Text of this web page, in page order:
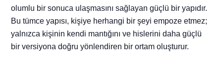
olumlu bir sonuca ulaşmasını sağlayan güçlü bir yapıdır.
Bu tümce yapısı, kişiye herhangi bir şeyi empoze etmez;
yalnızca kişinin kendi mantığını ve hislerini daha güçlü
bir versiyona doğru yönlendiren bir ortam oluşturur.